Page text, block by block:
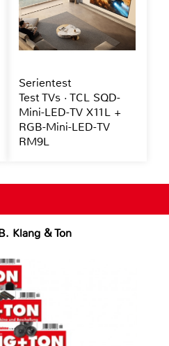
Klang & Ton
Serientest
Test TVs · TCL SQD-
Mini-LED-TV X11L +
RGB-Mini-LED-TV
RM9L